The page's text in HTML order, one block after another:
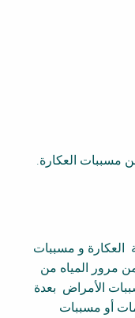
مسببات العكارة.
العكارة و مسببات
مرور المياه من
الأمراض بعدة
أو مسببات